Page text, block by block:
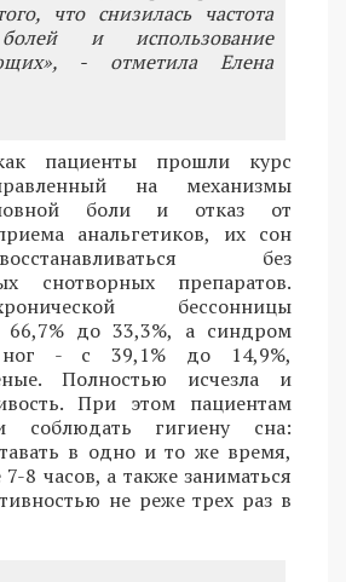
что снизилась частота
и использование
- отметила Елена
пациенты прошли курс
на механизмы
боли и отказ от
анальгетиков, их сон
без
снотворных препаратов.
бессонницы
66,7% до 33,3%, а синдром
ног - с 39,1% до 14,9%,
Полностью исчезла и
При этом пациентам
соблюдать гигиену сна:
в одно и то же время,
8 часов, а также заниматься
не реже трех раз в